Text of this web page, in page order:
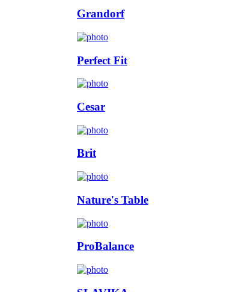
Grandorf
Perfect Fit
Cesar
Brit
Nature's Table
ProBalance